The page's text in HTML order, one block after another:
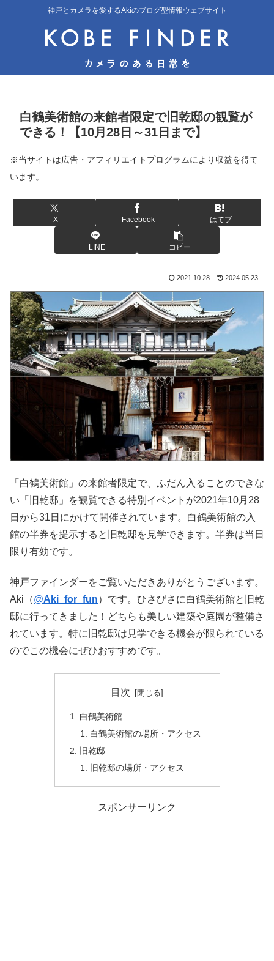
神戸とカメラを愛するAkiのブログ型情報ウェブサイト
白鶴美術館の来館者限定で旧乾邸の観覧が
できる！【10月28日～31日まで】
※当サイトは広告・アフィリエイトプログラムにより収益を得て
います。
X Facebook はてブ
LINE コピー
2021.10.28 2024.05.23
「白鶴美術館」の来館者限定で、ふだん入ることのできな
い「旧乾邸」を観覧できる特別イベントが2021年10月28
日から31日にかけて開催されています。白鶴美術館の入
館の半券を提示すると旧乾邸を見学できます。半券は当日
限り有効です。
神戸ファインダーをご覧いただきありがとうございます。
Aki（@Aki_for_fun）です。ひさびさに白鶴美術館と旧乾
邸に行ってきました！どちらも美しい建築や庭園が整備さ
れています。特に旧乾邸は見学できる機会が限られている
のでこの機会にぜひおすすめです。
目次
白鶴美術館
白鶴美術館の場所・アクセス
旧乾邸
旧乾邸の場所・アクセス
スポンサーリンク